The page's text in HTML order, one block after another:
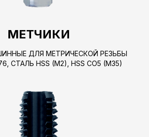
МЕТЧИКИ
ДЛЯ МЕТРИЧЕСКОЙ РЕЗЬБЫ
СТАЛЬ HSS (M2), HSS CO5 (M35)